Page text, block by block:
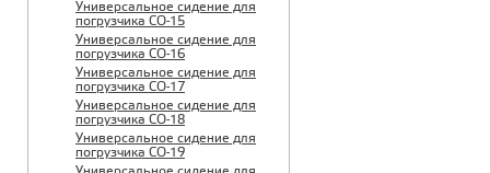
Универсальное сидение для
погрузчика CO-15
Универсальное сидение для
погрузчика CO-16
Универсальное сидение для
погрузчика CO-17
Универсальное сидение для
погрузчика CO-18
Универсальное сидение для
погрузчика CO-19